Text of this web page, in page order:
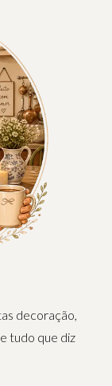
decoração,
tudo que diz